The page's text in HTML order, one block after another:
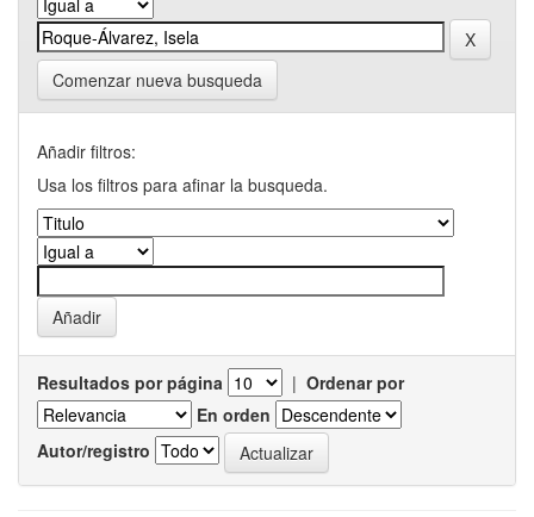
Comenzar nueva busqueda
Añadir filtros:
Usa los filtros para afinar la busqueda.
Resultados por página | Ordenar por
En orden
Autor/registro